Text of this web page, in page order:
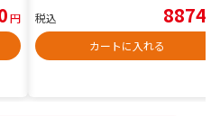
円
税込 8874
カートに入れる